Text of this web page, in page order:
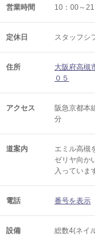
営業時間 10：00～
定休日 スタッフシ
住所
大阪府高槻
０５
アクセス
阪急京都本
分
道案内
エミル高槻
ゼリヤ向か
入っていま
電話 番号を表示
設備 総数4(ネイ